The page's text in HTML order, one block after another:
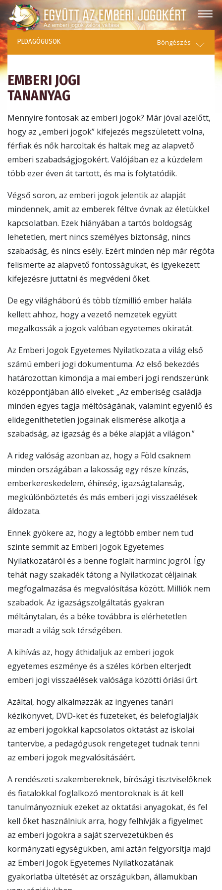
PEDAGÓGUSOK Böngészés
EMBERI JOGI
TANANYAG
Mennyire fontosak az emberi jogok? Már jóval azelőtt,
hogy az „emberi jogok” kifejezés megszületett volna,
férfiak és nők harcoltak és haltak meg az alapvető
emberi szabadságjogokért. Valójában ez a küzdelem
több ezer éven át tartott, és ma is folytatódik.
Végső soron, az emberi jogok jelentik az alapját
mindennek, amit az emberek féltve óvnak az életükkel
kapcsolatban. Ezek hiányában a tartós boldogság
lehetetlen, mert nincs személyes biztonság, nincs
szabadság, és nincs esély. Ezért minden nép már régóta
felismerte az alapvető fontosságukat, és igyekezett
kifejezésre juttatni és megvédeni őket.
De egy világháború és több tízmillió ember halála
kellett ahhoz, hogy a vezető nemzetek együtt
megalkossák a jogok valóban egyetemes okiratát.
Az Emberi Jogok Egyetemes Nyilatkozata a világ első
számú emberi jogi dokumentuma. Az első bekezdés
határozottan kimondja a mai emberi jogi rendszerünk
középpontjában álló elveket: „Az emberiség családja
minden egyes tagja méltóságának, valamint egyenlő és
elidegeníthetetlen jogainak elismerése alkotja a
szabadság, az igazság és a béke alapját a világon.”
A rideg valóság azonban az, hogy a Föld csaknem
minden országában a lakosság egy része kínzás,
emberkereskedelem, éhínség, igazságtalanság,
megkülönböztetés és más emberi jogi visszaélések
áldozata.
Ennek gyökere az, hogy a legtöbb ember nem tud
szinte semmit az Emberi Jogok Egyetemes
Nyilatkozatáról és a benne foglalt harminc jogról. Így
tehát nagy szakadék tátong a Nyilatkozat céljainak
megfogalmazása és megvalósítása között. Milliók nem
szabadok. Az igazságszolgáltatás gyakran
méltánytalan, és a béke továbbra is elérhetetlen
maradt a világ sok térségében.
A kihívás az, hogy áthidaljuk az emberi jogok
egyetemes eszménye és a széles körben elterjedt
emberi jogi visszaélések valósága közötti óriási űrt.
Azáltal, hogy alkalmazzák az ingyenes tanári
kézikönyvet, DVD-ket és füzeteket, és belefoglalják
az emberi jogokkal kapcsolatos oktatást az iskolai
tantervbe, a pedagógusok rengeteget tudnak tenni
az emberi jogok megvalósításáért.
A rendészeti szakembereknek, bírósági tisztviselőknek
és fiatalokkal foglalkozó mentoroknak is át kell
tanulmányozniuk ezeket az oktatási anyagokat, és fel
kell őket használniuk arra, hogy felhívják a figyelmet
az emberi jogokra a saját szervezetükben és
kormányzati egységükben, ami aztán felgyorsítja majd
az Emberi Jogok Egyetemes Nyilatkozatának
gyakorlatba ültetését az országukban, államukban